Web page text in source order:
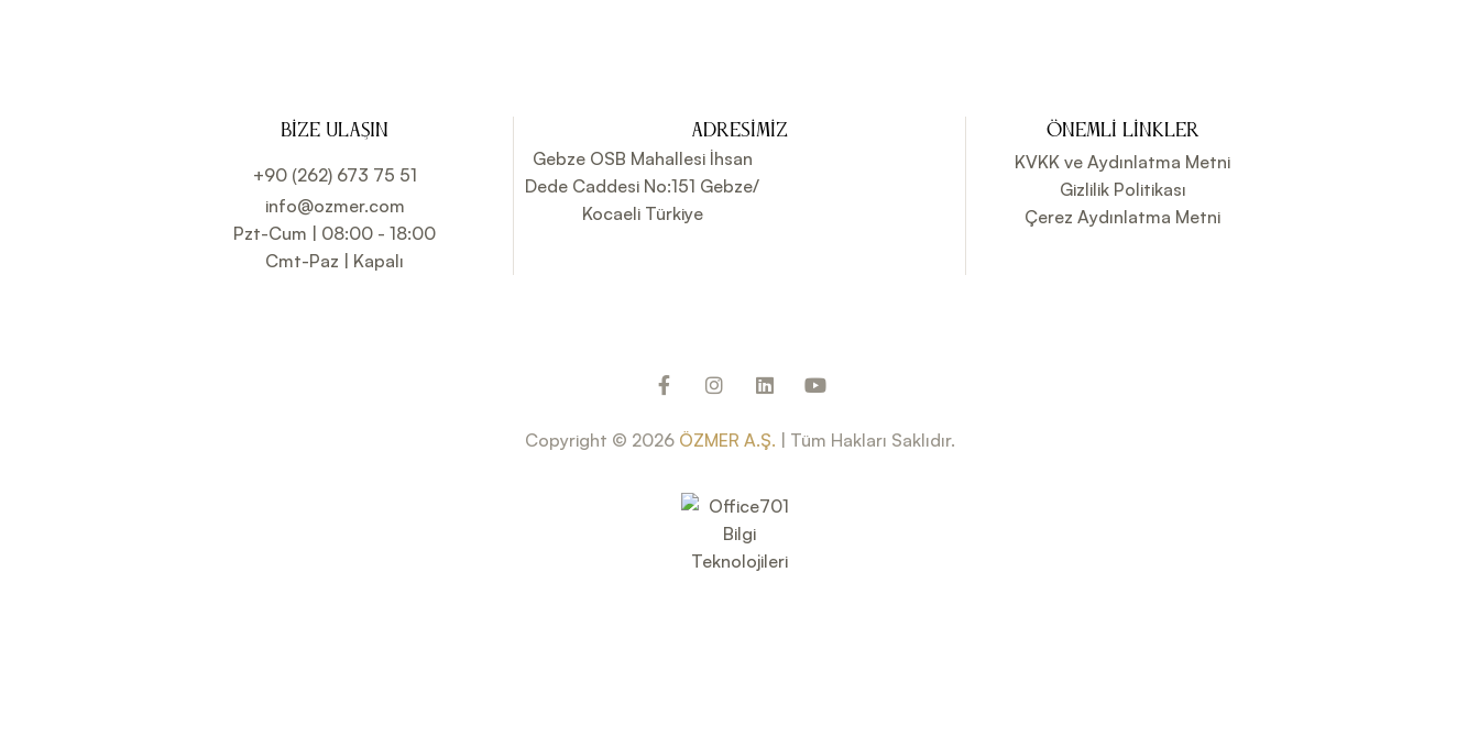
BIZE ULAŞIN
+90 (262) 673 75 51
info@ozmer.com
Pzt-Cum | 08:00 - 18:00
Cmt-Paz | Kapalı
ADRESIMIZ
Gebze OSB Mahallesi İhsan
Dede Caddesi No:151 Gebze/
Kocaeli Türkiye
ÖNEMLI LINKLER
KVKK ve Aydınlatma Metni
Gizlilik Politikası
Çerez Aydınlatma Metni
Copyright © 2026 ÖZMER A.Ş. | Tüm Hakları Saklıdır.